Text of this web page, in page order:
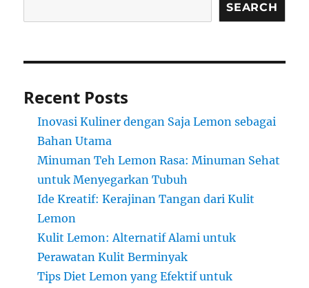
SEARCH
Recent Posts
Inovasi Kuliner dengan Saja Lemon sebagai
Bahan Utama
Minuman Teh Lemon Rasa: Minuman Sehat
untuk Menyegarkan Tubuh
Ide Kreatif: Kerajinan Tangan dari Kulit
Lemon
Kulit Lemon: Alternatif Alami untuk
Perawatan Kulit Berminyak
Tips Diet Lemon yang Efektif untuk